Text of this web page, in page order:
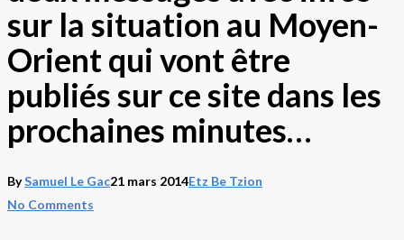
sur la situation au Moyen-
Orient qui vont être
publiés sur ce site dans les
prochaines minutes…
BySamuel Le Gac21 mars 2014Etz Be Tzion
No Comments